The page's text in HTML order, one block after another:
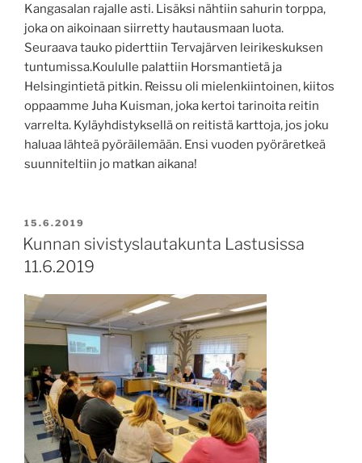
Kangasalan rajalle asti. Lisäksi nähtiin sahurin torppa,
joka on aikoinaan siirretty hautausmaan luota.
Seuraava tauko piderttiin Tervajärven leirikeskuksen
tuntumissa.Koululle palattiin Horsmantietä ja
Helsingintietä pitkin. Reissu oli mielenkiintoinen, kiitos
oppaamme Juha Kuisman, joka kertoi tarinoita reitin
varrelta. Kyläyhdistyksellä on reitistä karttoja, jos joku
haluaa lähteä pyöräilemään. Ensi vuoden pyöräretkeä
suunniteltiin jo matkan aikana!
JULKAISTU
15.6.2019
Kunnan sivistyslautakunta Lastusissa
11.6.2019